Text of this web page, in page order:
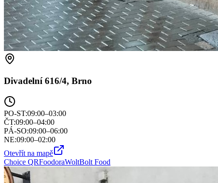
Divadelní 616/4, Brno
PO-ST:09:00–03:00
ČT:09:00–04:00
PÁ-SO:09:00–06:00
NE:09:00–02:00
Otevřít na mapě
Choice QRFoodoraWoltBolt Food